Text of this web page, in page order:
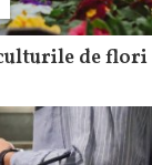
de flori